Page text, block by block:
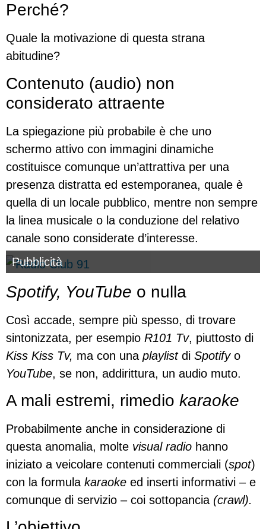
Perché?
Quale la motivazione di questa strana
abitudine?
Contenuto (audio) non
considerato attraente
La spiegazione più probabile è che uno
schermo attivo con immagini dinamiche
costituisce comunque un’attrattiva per una
presenza distratta ed estemporanea, quale è
quella di un locale pubblico, mentre non sempre
la linea musicale o la conduzione del relativo
canale sono considerate d’interesse.
Pubblicità
Spotify, YouTube o nulla
Così accade, sempre più spesso, di trovare
sintonizzata, per esempio R101 Tv, piuttosto di
Kiss Kiss Tv, ma con una playlistdi Spotifyo
YouTube, se non, addirittura, un audio muto.
A mali estremi, rimedio karaoke
Probabilmente anche in considerazione di
questa anomalia, molte visual radio hanno
iniziato a veicolare contenuti commerciali (spot)
con la formula karaoke ed inserti informativi – e
comunque di servizio – coi sottopancia (crawl).